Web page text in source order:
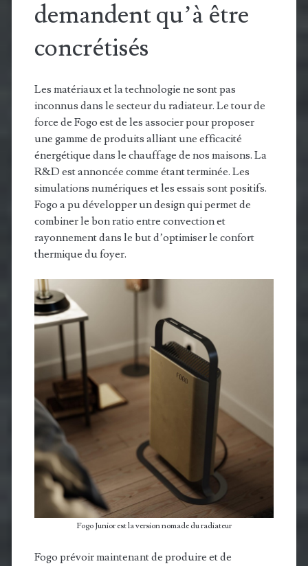
demandent qu’à être
concrétisés
Les matériaux et la technologie ne sont pas
inconnus dans le secteur du radiateur. Le tour de
force de Fogo est de les associer pour proposer
une gamme de produits alliant une efficacité
énergétique dans le chauffage de nos maisons. La
R&D est annoncée comme étant terminée. Les
simulations numériques et les essais sont positifs.
Fogo a pu développer un design qui permet de
combiner le bon ratio entre convection et
rayonnement dans le but d’optimiser le confort
thermique du foyer.
Fogo Junior est la version nomade du radiateur
Fogo prévoir maintenant de produire et de